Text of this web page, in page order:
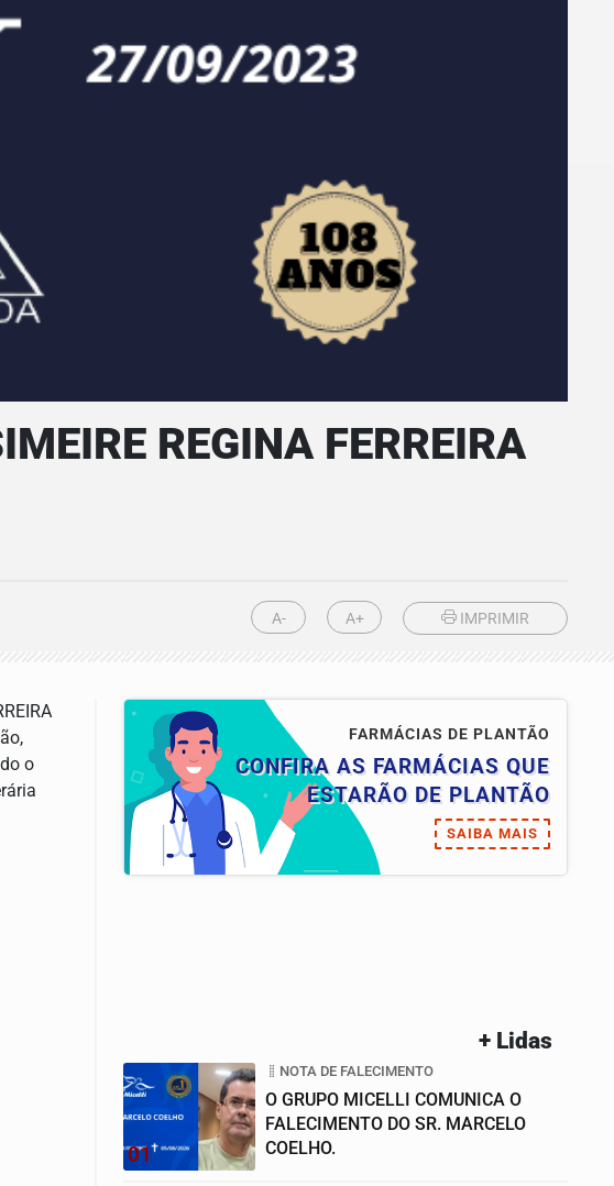
REGINA FERREIRA
A- A+ IMPRIMIR
o
FARMÁCIAS DE PLANTÃO
CONFIRA AS FARMÁCIAS QUE
ESTARÃO DE PLANTÃO
SAIBA MAIS
+ Lidas
01
NOTA DE FALECIMENTO
O GRUPO MICELLI COMUNICA O
FALECIMENTO DO SR. MARCELO
COELHO.